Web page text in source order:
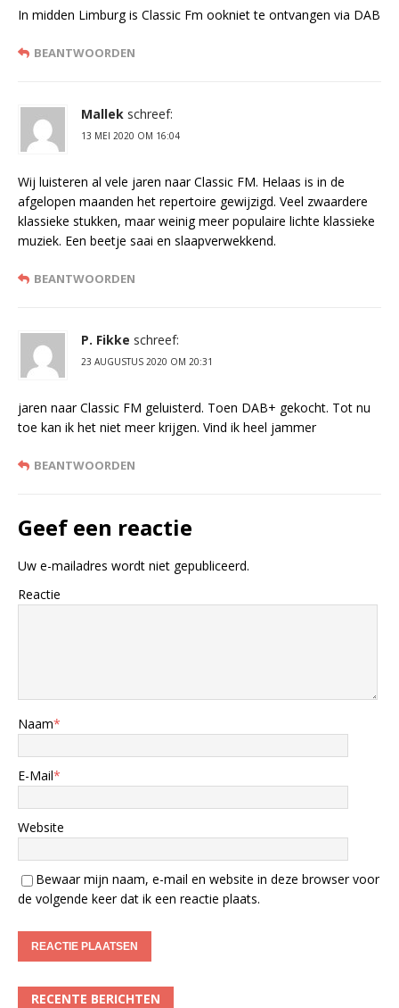
In midden Limburg is Classic Fm ookniet te ontvangen via DAB
BEANTWOORDEN
Mallek schreef:
13 MEI 2020 OM 16:04
Wij luisteren al vele jaren naar Classic FM. Helaas is in de
afgelopen maanden het repertoire gewijzigd. Veel zwaardere
klassieke stukken, maar weinig meer populaire lichte klassieke
muziek. Een beetje saai en slaapverwekkend.
BEANTWOORDEN
P. Fikke schreef:
23 AUGUSTUS 2020 OM 20:31
jaren naar Classic FM geluisterd. Toen DAB+ gekocht. Tot nu
toe kan ik het niet meer krijgen. Vind ik heel jammer
BEANTWOORDEN
Geef een reactie
Uw e-mailadres wordt niet gepubliceerd.
Reactie
Naam*
E-Mail*
Website
Bewaar mijn naam, e-mail en website in deze browser voor
de volgende keer dat ik een reactie plaats.
RECENTE BERICHTEN